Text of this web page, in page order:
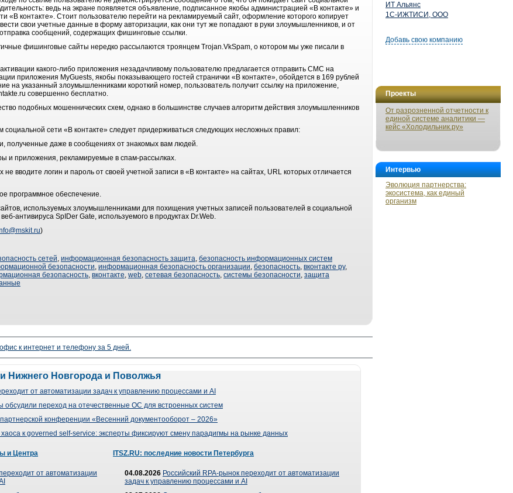
ИТ Альянс
1С-ИЖТИСИ, ООО
Добавь свою компанию
Проекты
От разрозненной отчетности к
единой системе аналитики —
кейс «Холодильник.ру»
Интервью
Эволюция партнерства:
экосистема, как единый
организм
ведь на экране появляется объявление, подписанное якобы администрацией «В контакте» и
«В контакте». Стоит пользователю перейти на рекламируемый сайт, оформление которого копирует
свои учетные данные в форму авторизации, как они тут же попадают в руки злоумышленников, и от
сообщений, содержащих фишинговые ссылки.
фишинговые сайты нередко рассылаются троянцем Trojan.VkSpam, о котором мы уже писали в
какого-либо приложения незадачливому пользователю предлагается отправить СМС на
приложения MyGuests, якобы показывающего гостей странички «В контакте», обойдется в 169 рублей
на указанный злоумышленниками короткий номер, пользователь получит ссылку на приложение,
совершенно бесплатно.
подобных мошеннических схем, однако в большинстве случаев алгоритм действия злоумышленников
социальной сети «В контакте» следует придерживаться следующих несложных правил:
полученные даже в сообщениях от знакомых вам людей.
и приложения, рекламируемые в спам-рассылках.
не вводите логин и пароль от своей учетной записи в «В контакте» на сайтах, URL которых отличается
программное обеспечение.
используемых злоумышленниками для похищения учетных записей пользователей в социальной
антивируса SpIDer Gate, используемого в продуктах Dr.Web.
)
сетей, информационная безопасность защита, безопасность информационных систем
безопасности, информационная безопасность организации, безопасность, вконтакте ру,
безопасность, вконтакте, web, сетевая безопасность, системы безопасности, защита
к интернет и телефону за 5 дней.
Нижнего Новгорода и Поволжья
от автоматизации задач к управлению процессами и AI
переход на отечественные ОС для встроенных систем
конференции «Весенний документооборот – 2026»
к governed self-service: эксперты фиксируют смену парадигмы на рынке данных
и Центра
от автоматизации
ITSZ.RU: последние новости Петербурга
04.08.2026 Российский RPA-рынок переходит от автоматизации
задач к управлению процессами и AI